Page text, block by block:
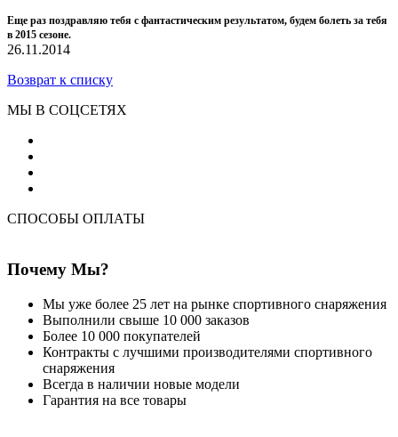
Еще раз поздравляю тебя с фантастическим результатом, будем болеть за тебя
в 2015 сезоне.
26.11.2014
Возврат к списку
МЫ В СОЦСЕТЯХ
СПОСОБЫ ОПЛАТЫ
Почему Мы?
Мы уже более 25 лет на рынке спортивного снаряжения
Выполнили свыше 10 000 заказов
Более 10 000 покупателей
Контракты с лучшими производителями спортивного
снаряжения
Всегда в наличии новые модели
Гарантия на все товары